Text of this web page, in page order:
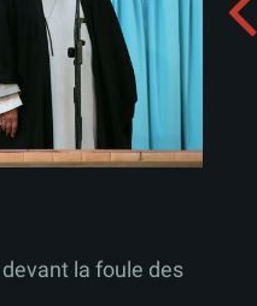
Télécharger l'album:
la foule des